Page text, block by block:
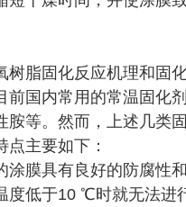
树脂固化反应机理和固
前国内常用的常温固化
等。然而，上述几类
主要如下：
涂膜具有良好的防腐性
度低于10 ℃时就无法进